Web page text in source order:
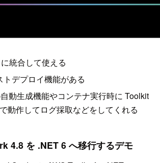
統合して使える
トデプロイ機能がある
動生成機能やコンテナ実行時に Toolkit
動作してログ採取などをしてくれる
4.8 を .NET 6 へ移行するデモ